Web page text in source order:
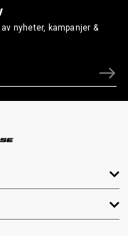
nyheter, kampanjer &